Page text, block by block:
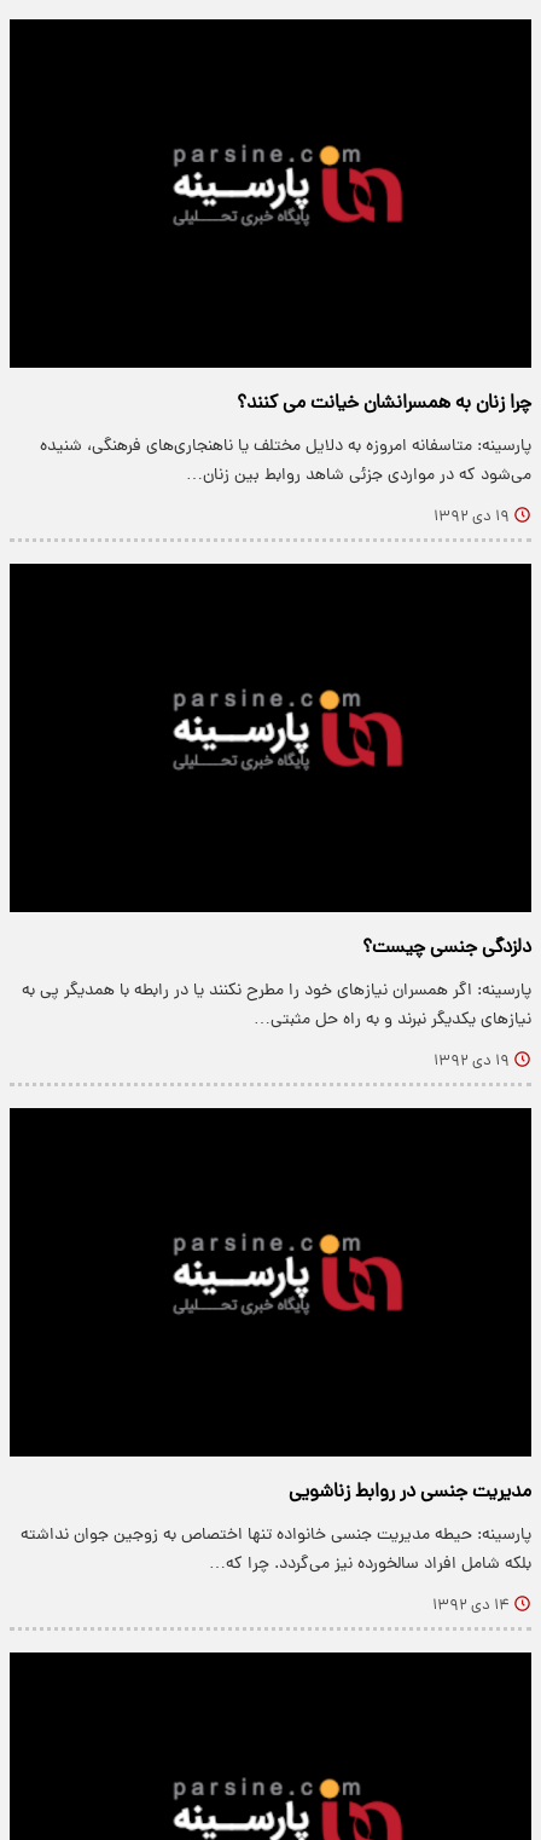
چرا زنان به همسرانشان خیانت می کنند؟
پارسینه: متاسفانه امروزه به دلایل مختلف یا ناهنجاری‌های فرهنگی، شنیده
می‌شود که در مواردی جزئی شاهد روابط بین زنان…
۱۹ دی ۱۳۹۲
دلزدگی جنسی چیست؟
پارسینه: اگر همسران نیازهای خود را مطرح نکنند یا در رابطه با همدیگر پی به
نیازهای یکدیگر نبرند و به راه حل مثبتی…
۱۹ دی ۱۳۹۲
مدیریت جنسی در روابط زناشویی
پارسینه: حیطه مدیریت جنسی خانواده تنها اختصاص به زوجین جوان نداشته
بلکه شامل افراد سالخورده نیز می‌گردد. چرا که…
۱۴ دی ۱۳۹۲